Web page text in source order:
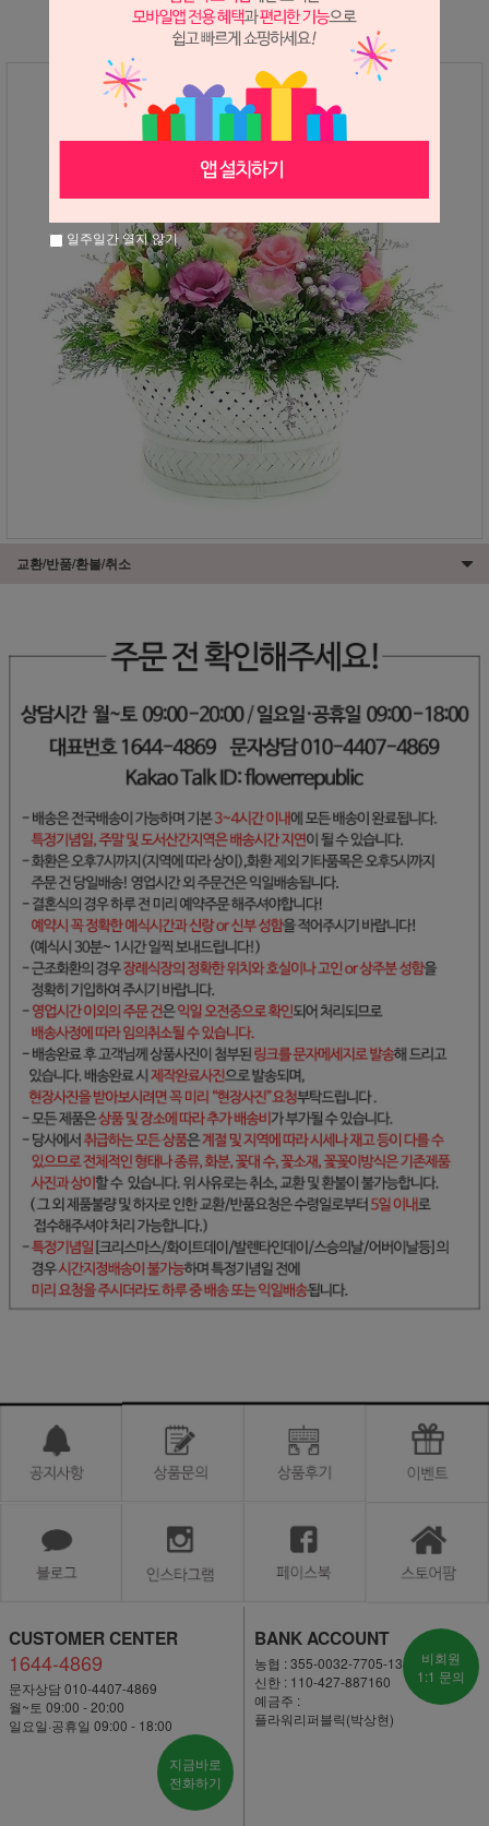
교환/반품/환불/취소
CUSTOMER CENTER
1644-4869
문자상담 010-4407-4869
월~토 09:00 - 20:00
일요일·공휴일 09:00 - 18:00
지금바로
전화하기
BANK ACCOUNT
농협 : 355-0032-7705-13
신한 : 110-427-887160
예금주 :
플라워리퍼블릭(박상현)
비회원
1:1 문의
일주일간 열지 않기